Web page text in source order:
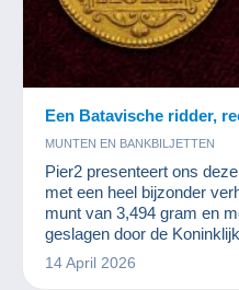
Een Batavische ridder,
MUNTEN EN BANKBILJETTEN
Pier2 presenteert ons
met een heel bijzonder
munt van 3,494 gram en
geslagen door de
werkplaats in Utrecht van
14 April 2026